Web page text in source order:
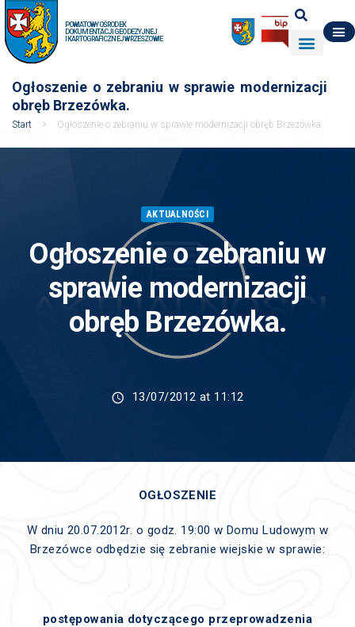
POWIATOWY OŚRODEK
DOKUMENTACJI GEODEZYJNEJ
I KARTOGRAFICZNEJ W RZESZOWIE
Ogłoszenie o zebraniu w sprawie modernizacji
obręb Brzezówka.
Start Ogłoszenie o zebraniu w sprawie modernizacji obręb Brzezówka.
AKTUALNOŚCI
Ogłoszenie o zebraniu w
sprawie modernizacji
obręb Brzezówka.
13/07/2012 at 11:12
OGŁOSZENIE
W dniu 20.07.2012r. o godz. 19:00 w Domu Ludowym w
Brzezówce odbędzie się zebranie wiejskie w sprawie:
postępowania dotyczącego przeprowadzenia